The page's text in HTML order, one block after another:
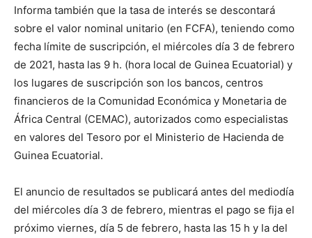
Informa también que la tasa de interés se descontará
sobre el valor nominal unitario (en FCFA), teniendo como
fecha límite de suscripción, el miércoles día 3 de febrero
de 2021, hasta las 9 h. (hora local de Guinea Ecuatorial) y
los lugares de suscripción son los bancos, centros
financieros de la Comunidad Económica y Monetaria de
África Central (CEMAC), autorizados como especialistas
en valores del Tesoro por el Ministerio de Hacienda de
Guinea Ecuatorial.
El anuncio de resultados se publicará antes del mediodía
del miércoles día 3 de febrero, mientras el pago se fija el
próximo viernes, día 5 de febrero, hasta las 15 h y la del